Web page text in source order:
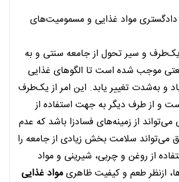
و سیر تحول از جامعه سنتی و به
موجب شده است تا الگوهای غذایی
و به‌شدت تغییر یابد. این امر از یک‌طرف
و از طرف دیگر به جهت استفاده از
از زمینه‌های فسادزا باشد که عدم
می‌تواند سلامت بخش زیادی از جامعه را
از روغن و چربی، شیرینی و مواد
ازنظر طعم و کیفیت ظاهریمواد غذایی